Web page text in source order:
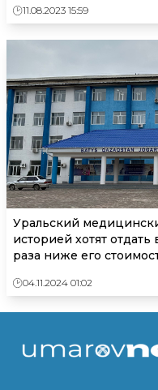
11.08.2023 15:59
Уральский
историей хотят
раза ниже его
04.11.2024 01:02